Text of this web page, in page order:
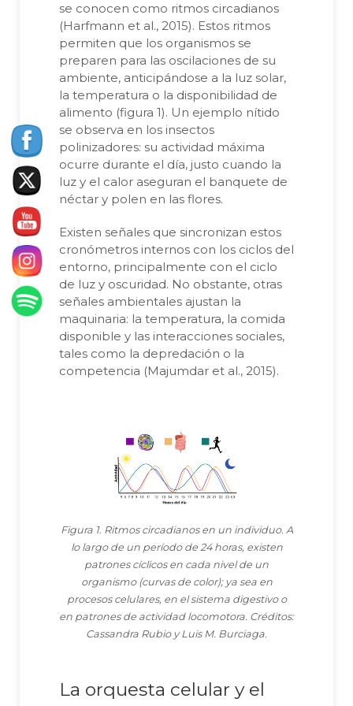
se conocen como ritmos circadianos
(Harfmann et al., 2015). Estos ritmos
permiten que los organismos se
preparen para las oscilaciones de su
ambiente, anticipándose a la luz solar,
la temperatura o la disponibilidad de
alimento (figura 1). Un ejemplo nítido
se observa en los insectos
polinizadores: su actividad máxima
ocurre durante el día, justo cuando la
luz y el calor aseguran el banquete de
néctar y polen en las flores.
Existen señales que sincronizan estos
cronómetros internos con los ciclos del
entorno, principalmente con el ciclo
de luz y oscuridad. No obstante, otras
señales ambientales ajustan la
maquinaria: la temperatura, la comida
disponible y las interacciones sociales,
tales como la depredación o la
competencia (Majumdar et al., 2015).
Figura 1. Ritmos circadianos en un individuo. A
lo largo de un período de 24 horas, existen
patrones cíclicos en cada nivel de un
organismo (curvas de color); ya sea en
procesos celulares, en el sistema digestivo o
en patrones de actividad locomotora. Créditos:
Cassandra Rubio y Luis M. Burciaga.
La orquesta celular y el